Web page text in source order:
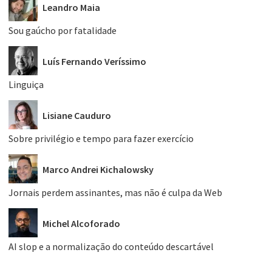
Leandro Maia
Sou gaúcho por fatalidade
Luís Fernando Veríssimo
Linguiça
Lisiane Cauduro
Sobre privilégio e tempo para fazer exercício
Marco Andrei Kichalowsky
Jornais perdem assinantes, mas não é culpa da Web
Michel Alcoforado
AI slop e a normalização do conteúdo descartável